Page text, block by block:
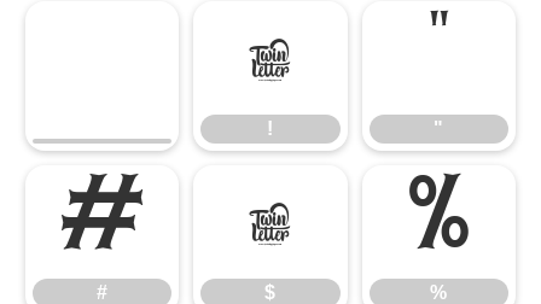
!
!
"
"
#
#
$
$
%
%